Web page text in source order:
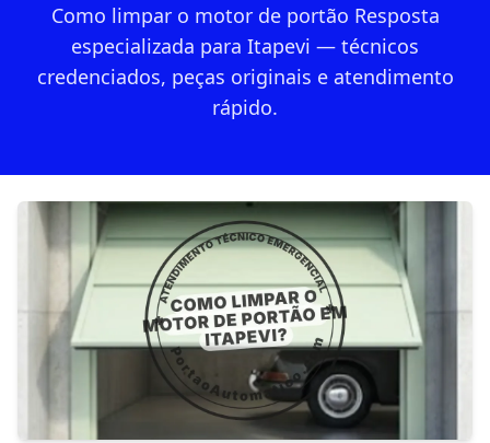
Como limpar o motor de portão Resposta
especializada para Itapevi — técnicos
credenciados, peças originais e atendimento
rápido.